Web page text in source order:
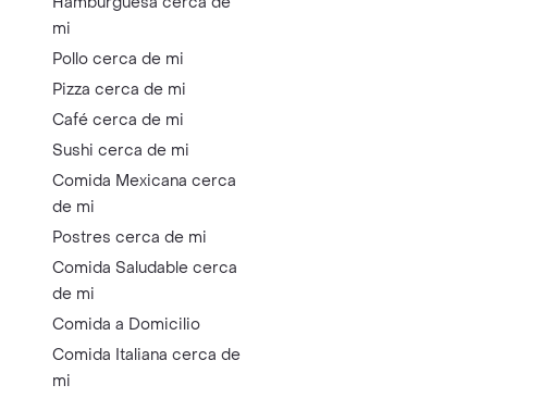
mi
Pollo cerca de mi
Pizza cerca de mi
Café cerca de mi
Sushi cerca de mi
Comida Mexicana cerca
de mi
Postres cerca de mi
Comida Saludable cerca
de mi
Comida a Domicilio
Comida Italiana cerca de
mi